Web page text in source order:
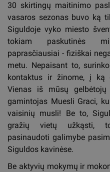
30 skirtingų maitinimo
vasaros sezonas buvo ką
Siguldoje vyko miesto
tokiam paskutinės
paprasčiausiai - fiziškai
metu. Nepaisant to,
kontaktus ir žinome, į ką
Vienas iš mūsų
gamintojas Muesli Graci,
vaisinių musli! Be to,
gražių vietų užkąsti,
pasinaudoti galimybe
Siguldos kavinėse.
Be aktyvių mokymų ir